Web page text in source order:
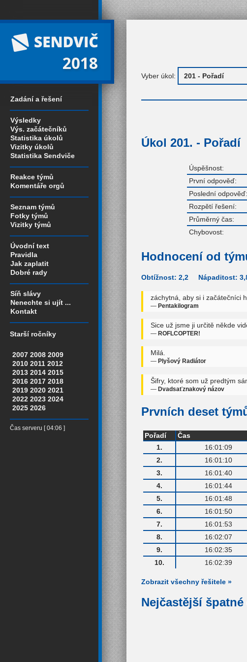
2018
Zadání a řešení
Výsledky
Výs. začátečníků
Statistika úkolů
Vizitky úkolů
Statistika Sendviče
Reakce týmů
Komentáře orgů
Seznam týmů
Fotky týmů
Vizitky týmů
Úvodní text
Pravidla
Jak zaplatit
Dobré rady
Síň slávy
Nenechte si ujít ...
Kontakt
Starší ročníky
2007 2008 2009
2010 2011 2012
2013 2014 2015
2016 2017 2018
2019 2020 2021
2022 2023 2024
2025 2026
Čas serveru [ 04:06 ]
Vyber úkol:
Úkol 201. - Pořadí
Úspěšnost:
První odpověď:
Poslední odpověď:
Rozpětí řešení:
Průměrný čas:
Chybovost:
Hodnocení od
Obtížnost: 2,2 Nápaditost:
záchytná, aby si i začátečníci
— Pentakilogram
Sice už jsme ji určitě někde
— ROFLCOPTER!
Milá.
— Plyšový Radiátor
Šifry, ktoré som už predtým
— Dvadsaťznakový názov
Prvních deset
Pořadí Čas
1.
16:01:09
2.
16:01:10
3.
16:01:40
4.
16:01:44
5.
16:01:48
6.
16:01:50
7.
16:01:53
8.
16:02:07
9.
16:02:35
10.
16:02:39
Zobrazit všechny řešitele »
Nejčastější